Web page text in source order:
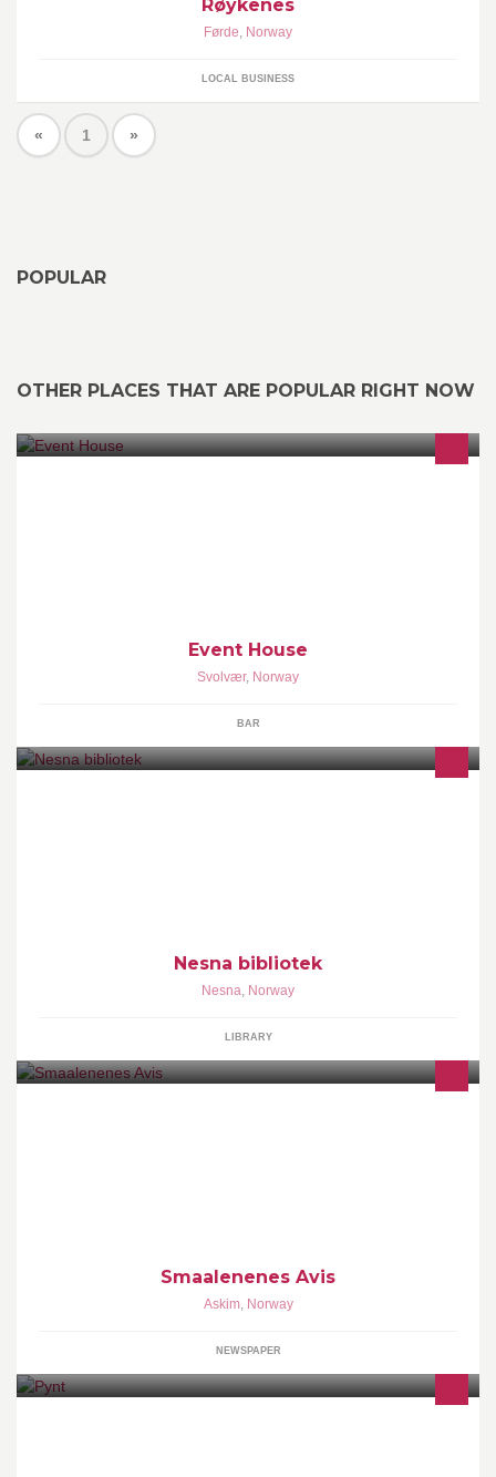
Røykenes
Førde, Norway
LOCAL BUSINESS
« 1 »
POPULAR
OTHER PLACES THAT ARE POPULAR RIGHT NOW
Event House
Svolvær, Norway
BAR
Nesna bibliotek
Nesna, Norway
LIBRARY
Smaalenenes Avis
Askim, Norway
NEWSPAPER